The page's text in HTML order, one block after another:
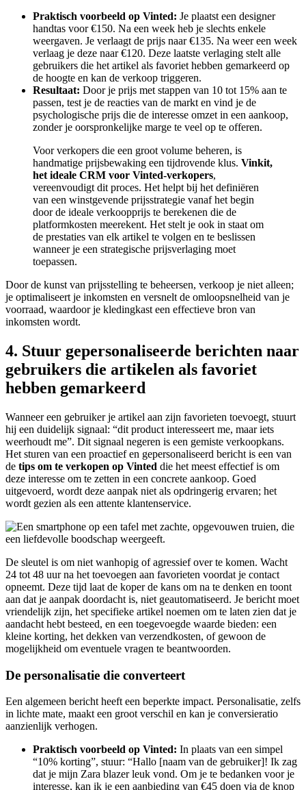
Praktisch voorbeeld op Vinted: Je plaatst een designer
handtas voor €150. Na een week heb je slechts enkele
weergaven. Je verlaagt de prijs naar €135. Na weer een week
verlaag je deze naar €120. Deze laatste verlaging stelt alle
gebruikers die het artikel als favoriet hebben gemarkeerd op
de hoogte en kan de verkoop triggeren.
Resultaat: Door je prijs met stappen van 10 tot 15% aan te
passen, test je de reacties van de markt en vind je de
psychologische prijs die de interesse omzet in een aankoop,
zonder je oorspronkelijke marge te veel op te offeren.
Voor verkopers die een groot volume beheren, is
handmatige prijsbewaking een tijdrovende klus. Vinkit,
het ideale CRM voor Vinted-verkopers,
vereenvoudigt dit proces. Het helpt bij het definiëren
van een winstgevende prijsstrategie vanaf het begin
door de ideale verkoopprijs te berekenen die de
platformkosten meerekent. Het stelt je ook in staat om
de prestaties van elk artikel te volgen en te beslissen
wanneer je een strategische prijsverlaging moet
toepassen.
Door de kunst van prijsstelling te beheersen, verkoop je niet alleen;
je optimaliseert je inkomsten en versnelt de omloopsnelheid van je
voorraad, waardoor je kledingkast een effectieve bron van
inkomsten wordt.
4. Stuur gepersonaliseerde berichten naar
gebruikers die artikelen als favoriet
hebben gemarkeerd
Wanneer een gebruiker je artikel aan zijn favorieten toevoegt, stuurt
hij een duidelijk signaal: “dit product interesseert me, maar iets
weerhoudt me”. Dit signaal negeren is een gemiste verkoopkans.
Het sturen van een proactief en gepersonaliseerd bericht is een van
de tips om te verkopen op Vinted die het meest effectief is om
deze interesse om te zetten in een concrete aankoop. Goed
uitgevoerd, wordt deze aanpak niet als opdringerig ervaren; het
wordt gezien als een attente klantenservice.
De sleutel is om niet wanhopig of agressief over te komen. Wacht
24 tot 48 uur na het toevoegen aan favorieten voordat je contact
opneemt. Deze tijd laat de koper de kans om na te denken en toont
aan dat je aanpak doordacht is, niet geautomatiseerd. Je bericht moet
vriendelijk zijn, het specifieke artikel noemen om te laten zien dat je
aandacht hebt besteed, en een toegevoegde waarde bieden: een
kleine korting, het dekken van verzendkosten, of gewoon de
mogelijkheid om eventuele vragen te beantwoorden.
De personalisatie die converteert
Een algemeen bericht heeft een beperkte impact. Personalisatie, zelfs
in lichte mate, maakt een groot verschil en kan je conversieratio
aanzienlijk verhogen.
Praktisch voorbeeld op Vinted: In plaats van een simpel
“10% korting”, stuur: “Hallo [naam van de gebruiker]! Ik zag
dat je mijn Zara blazer leuk vond. Om je te bedanken voor je
interesse, kan ik je een aanbieding van €45 doen via de knop